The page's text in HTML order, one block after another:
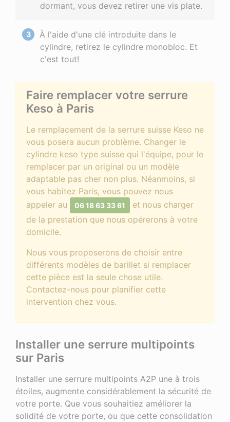
dormant, vous devez retirer une vis plate.
À l'aide d'une clé introduite dans le
cylindre, retirez le cylindre monobloc. Et
c'est tout!
Faire remplacer votre serrure
Keso à Paris
Le remplacement de la serrure suisse Keso ne
vous posera aucun problème. Changer le
cylindre keso type suisse qui l'équipe, pour le
remplacer par un original ou un modèle
adaptable pas cher non plus. Néanmoins, si
vous habitez Paris, vous pouvez nous
appeler au
06 18 63 33 61
et nous charger
de la prestation que nous opérerons à votre
domicile.
Nous vous proposerons de choisir entre
différents modèles de barillet si remplacer
cette pièce est la seule chose utile.
Contactez-nous pour planifier cette
intervention chez vous.
Installer une serrure multipoints
sur Paris
Installer une serrure multipoints A2P une à trois
étoiles, augmente considérablement la sécurité de
votre porte. Que vous souhaitiez améliorer la
solidité de votre porte, ou que cette consolidation